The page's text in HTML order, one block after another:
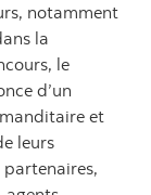
notamment
la
le
d’un
et
leurs
partenaires,